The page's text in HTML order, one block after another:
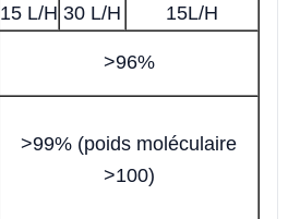
15 L/H 30 L/H
15L/H
>96%
>99% (poids moléculaire
>100)